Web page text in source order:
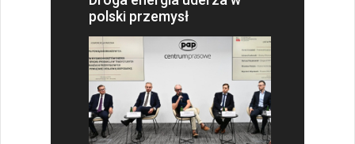
polski przemysł